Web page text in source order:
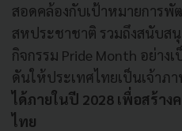
สอดคล้องกับเป้าหมายการพั
สหประชาชาติ รวมถึงสนับส
กิจกรรม Pride Month อย่าง
ดันให้ประเทศไทยเป็นเจ้าภ
ได้ภายในปี 2028 เพื่อสร้าง
ไทย